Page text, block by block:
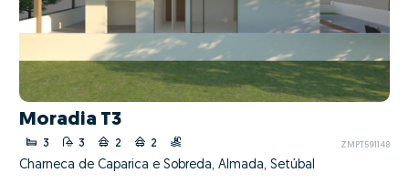
Moradia T3
3 3 2 2 ZMPT591148
Charneca de Caparica e Sobreda, Almada, Setúbal